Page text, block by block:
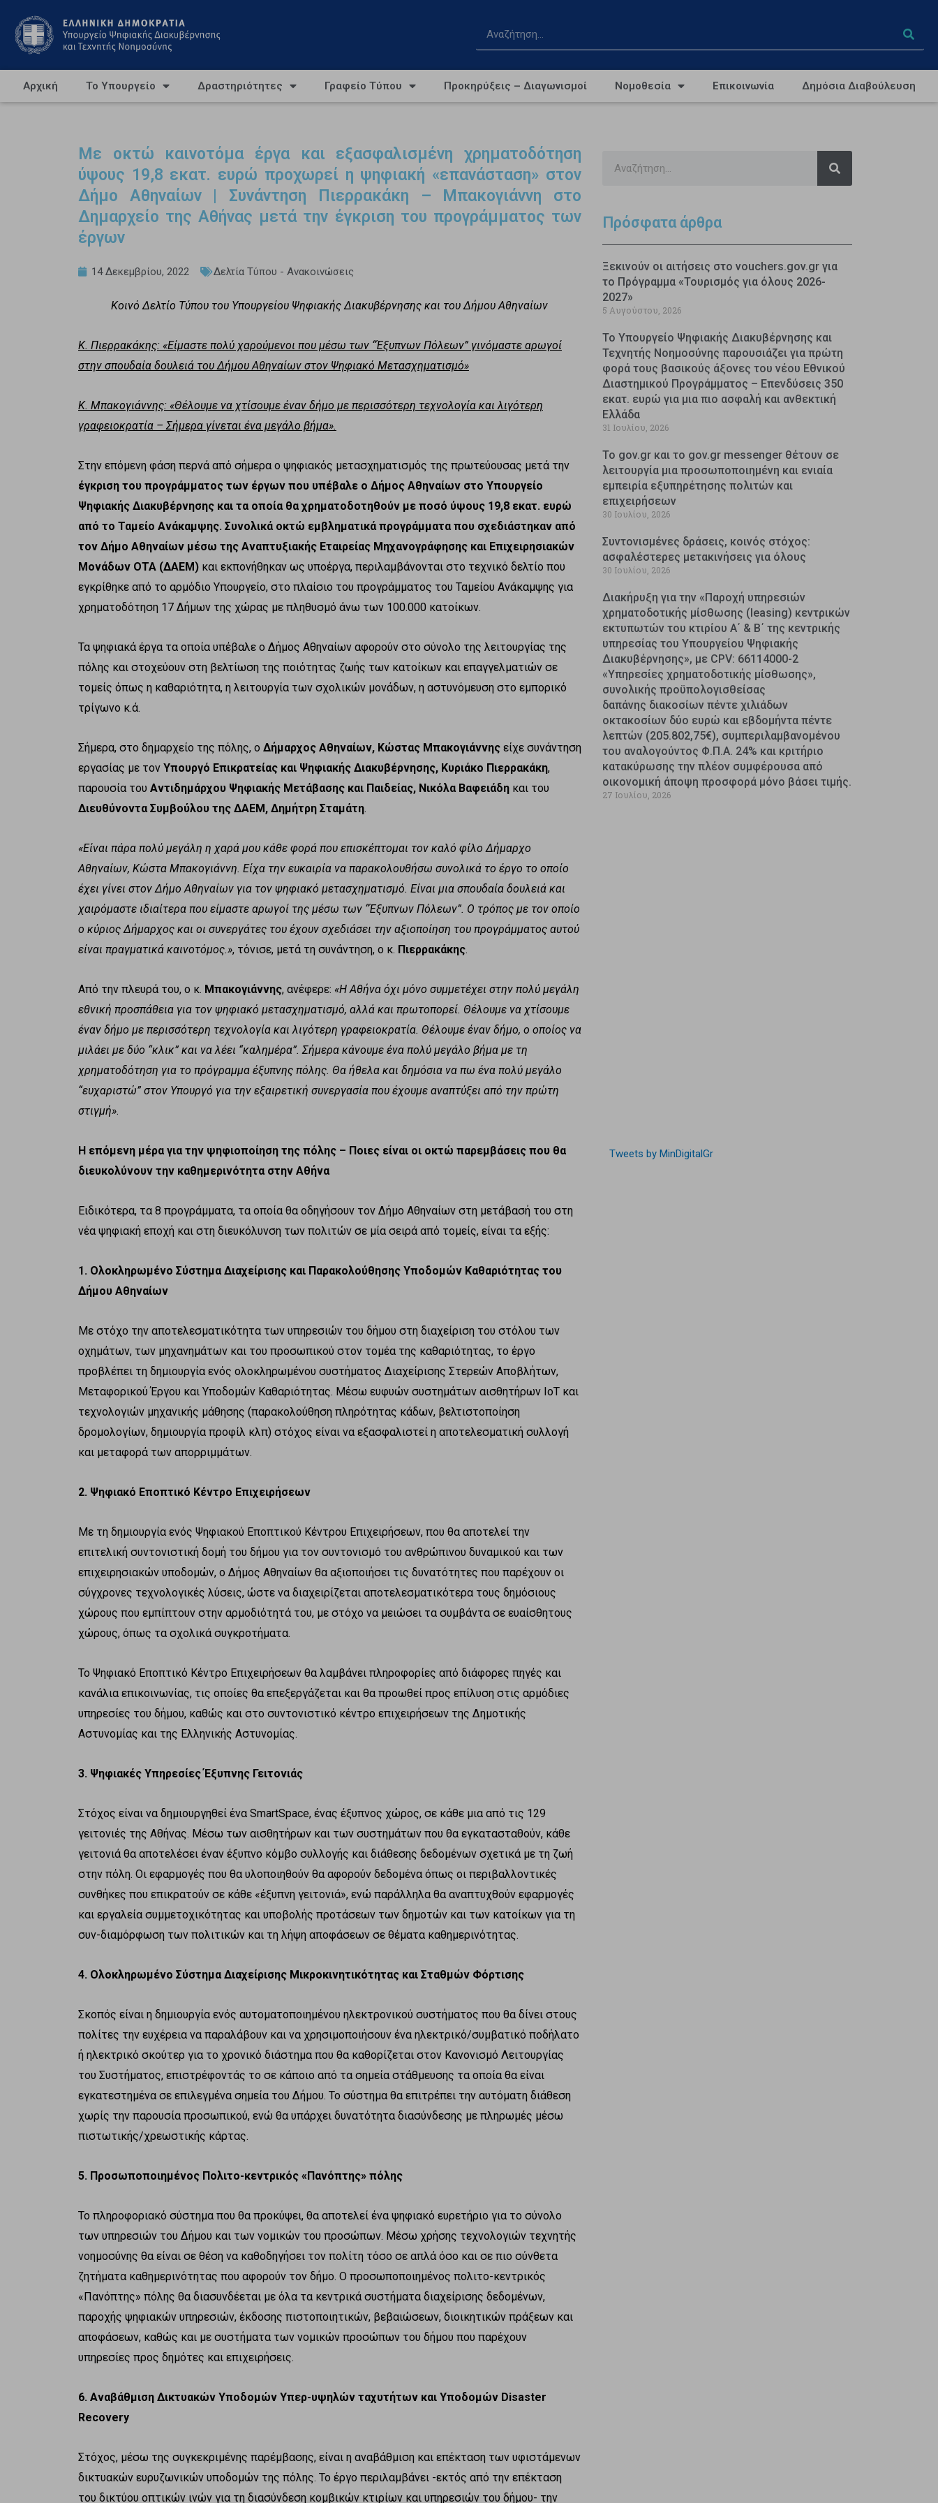
Αρχική Το Υπουργείο Δραστηριότητες Γραφείο Τύπου Προκηρύξεις – Διαγωνισμοί Νομοθεσία Επικοινωνία Δημόσια Διαβούλευση
Με οκτώ καινοτόμα έργα και εξασφαλισμένη χρηματοδότηση
ύψους 19,8 εκατ. ευρώ προχωρεί η ψηφιακή «επανάσταση» στον
Δήμο Αθηναίων | Συνάντηση Πιερρακάκη – Μπακογιάννη στο
Δημαρχείο της Αθήνας μετά την έγκριση του προγράμματος των
έργων
14 Δεκεμβρίου, 2022 Δελτία Τύπου - Ανακοινώσεις
Κοινό Δελτίο Τύπου του Υπουργείου Ψηφιακής Διακυβέρνησης και του Δήμου Αθηναίων
Κ. Πιερρακάκης: «Είμαστε πολύ χαρούμενοι που μέσω των “Έξυπνων Πόλεων” γινόμαστε αρωγοί
στην σπουδαία δουλειά του Δήμου Αθηναίων στον Ψηφιακό Μετασχηματισμό»
Κ. Μπακογιάννης: «Θέλουμε να χτίσουμε έναν δήμο με περισσότερη τεχνολογία και λιγότερη
γραφειοκρατία – Σήμερα γίνεται ένα μεγάλο βήμα».
Στην επόμενη φάση περνά από σήμερα ο ψηφιακός μετασχηματισμός της πρωτεύουσας μετά την
έγκριση του προγράμματος των έργων που υπέβαλε ο Δήμος Αθηναίων στο Υπουργείο
Ψηφιακής Διακυβέρνησης και τα οποία θα χρηματοδοτηθούν με ποσό ύψους 19,8 εκατ. ευρώ
από το Ταμείο Ανάκαμψης. Συνολικά οκτώ εμβληματικά προγράμματα που σχεδιάστηκαν από
τον Δήμο Αθηναίων μέσω της Αναπτυξιακής Εταιρείας Μηχανογράφησης και Επιχειρησιακών
Μονάδων ΟΤΑ (ΔΑΕΜ) και εκπονήθηκαν ως υποέργα, περιλαμβάνονται στο τεχνικό δελτίο που
εγκρίθηκε από το αρμόδιο Υπουργείο, στο πλαίσιο του προγράμματος του Ταμείου Ανάκαμψης για
χρηματοδότηση 17 Δήμων της χώρας με πληθυσμό άνω των 100.000 κατοίκων.
Τα ψηφιακά έργα τα οποία υπέβαλε ο Δήμος Αθηναίων αφορούν στο σύνολο της λειτουργίας της
πόλης και στοχεύουν στη βελτίωση της ποιότητας ζωής των κατοίκων και επαγγελματιών σε
τομείς όπως η καθαριότητα, η λειτουργία των σχολικών μονάδων, η αστυνόμευση στο εμπορικό
τρίγωνο κ.ά.
Σήμερα, στο δημαρχείο της πόλης, ο Δήμαρχος Αθηναίων, Κώστας Μπακογιάννης είχε συνάντηση
εργασίας με τον Υπουργό Επικρατείας και Ψηφιακής Διακυβέρνησης, Κυριάκο Πιερρακάκη,
παρουσία του Αντιδημάρχου Ψηφιακής Μετάβασης και Παιδείας, Νικόλα Βαφειάδη και του
Διευθύνοντα Συμβούλου της ΔΑΕΜ, Δημήτρη Σταμάτη.
«Είναι πάρα πολύ μεγάλη η χαρά μου κάθε φορά που επισκέπτομαι τον καλό φίλο Δήμαρχο
Αθηναίων, Κώστα Μπακογιάννη. Είχα την ευκαιρία να παρακολουθήσω συνολικά το έργο το οποίο
έχει γίνει στον Δήμο Αθηναίων για τον ψηφιακό μετασχηματισμό. Είναι μια σπουδαία δουλειά και
χαιρόμαστε ιδιαίτερα που είμαστε αρωγοί της μέσω των “Έξυπνων Πόλεων”. Ο τρόπος με τον οποίο
ο κύριος Δήμαρχος και οι συνεργάτες του έχουν σχεδιάσει την αξιοποίηση του προγράμματος αυτού
είναι πραγματικά καινοτόμος.», τόνισε, μετά τη συνάντηση, ο κ. Πιερρακάκης.
Από την πλευρά του, ο κ. Μπακογιάννης, ανέφερε: «Η Αθήνα όχι μόνο συμμετέχει στην πολύ μεγάλη
εθνική προσπάθεια για τον ψηφιακό μετασχηματισμό, αλλά και πρωτοπορεί. Θέλουμε να χτίσουμε
έναν δήμο με περισσότερη τεχνολογία και λιγότερη γραφειοκρατία. Θέλουμε έναν δήμο, ο οποίος να
μιλάει με δύο “κλικ” και να λέει “καλημέρα”. Σήμερα κάνουμε ένα πολύ μεγάλο βήμα με τη
χρηματοδότηση για το πρόγραμμα έξυπνης πόλης. Θα ήθελα και δημόσια να πω ένα πολύ μεγάλο
“ευχαριστώ” στον Υπουργό για την εξαιρετική συνεργασία που έχουμε αναπτύξει από την πρώτη
στιγμή».
Η επόμενη μέρα για την ψηφιοποίηση της πόλης – Ποιες είναι οι οκτώ παρεμβάσεις που θα
διευκολύνουν την καθημερινότητα στην Αθήνα
Ειδικότερα, τα 8 προγράμματα, τα οποία θα οδηγήσουν τον Δήμο Αθηναίων στη μετάβασή του στη
νέα ψηφιακή εποχή και στη διευκόλυνση των πολιτών σε μία σειρά από τομείς, είναι τα εξής:
1. Ολοκληρωμένο Σύστημα Διαχείρισης και Παρακολούθησης Υποδομών Καθαριότητας του
Δήμου Αθηναίων
Με στόχο την αποτελεσματικότητα των υπηρεσιών του δήμου στη διαχείριση του στόλου των
οχημάτων, των μηχανημάτων και του προσωπικού στον τομέα της καθαριότητας, το έργο
προβλέπει τη δημιουργία ενός ολοκληρωμένου συστήματος Διαχείρισης Στερεών Αποβλήτων,
Μεταφορικού Έργου και Υποδομών Καθαριότητας. Μέσω ευφυών συστημάτων αισθητήρων IoT και
τεχνολογιών μηχανικής μάθησης (παρακολούθηση πληρότητας κάδων, βελτιστοποίηση
δρομολογίων, δημιουργία προφίλ κλπ) στόχος είναι να εξασφαλιστεί η αποτελεσματική συλλογή
και μεταφορά των απορριμμάτων.
2. Ψηφιακό Εποπτικό Κέντρο Επιχειρήσεων
Με τη δημιουργία ενός Ψηφιακού Εποπτικού Κέντρου Επιχειρήσεων, που θα αποτελεί την
επιτελική συντονιστική δομή του δήμου για τον συντονισμό του ανθρώπινου δυναμικού και των
επιχειρησιακών υποδομών, ο Δήμος Αθηναίων θα αξιοποιήσει τις δυνατότητες που παρέχουν οι
σύγχρονες τεχνολογικές λύσεις, ώστε να διαχειρίζεται αποτελεσματικότερα τους δημόσιους
χώρους που εμπίπτουν στην αρμοδιότητά του, με στόχο να μειώσει τα συμβάντα σε ευαίσθητους
χώρους, όπως τα σχολικά συγκροτήματα.
Το Ψηφιακό Εποπτικό Κέντρο Επιχειρήσεων θα λαμβάνει πληροφορίες από διάφορες πηγές και
κανάλια επικοινωνίας, τις οποίες θα επεξεργάζεται και θα προωθεί προς επίλυση στις αρμόδιες
υπηρεσίες του δήμου, καθώς και στο συντονιστικό κέντρο επιχειρήσεων της Δημοτικής
Αστυνομίας και της Ελληνικής Αστυνομίας.
3. Ψηφιακές Υπηρεσίες Έξυπνης Γειτονιάς
Στόχος είναι να δημιουργηθεί ένα SmartSpace, ένας έξυπνος χώρος, σε κάθε μια από τις 129
γειτονιές της Αθήνας. Μέσω των αισθητήρων και των συστημάτων που θα εγκατασταθούν, κάθε
γειτονιά θα αποτελέσει έναν έξυπνο κόμβο συλλογής και διάθεσης δεδομένων σχετικά με τη ζωή
στην πόλη. Οι εφαρμογές που θα υλοποιηθούν θα αφορούν δεδομένα όπως οι περιβαλλοντικές
συνθήκες που επικρατούν σε κάθε «έξυπνη γειτονιά», ενώ παράλληλα θα αναπτυχθούν εφαρμογές
και εργαλεία συμμετοχικότητας και υποβολής προτάσεων των δημοτών και των κατοίκων για τη
συν-διαμόρφωση των πολιτικών και τη λήψη αποφάσεων σε θέματα καθημερινότητας.
4. Ολοκληρωμένο Σύστημα Διαχείρισης Μικροκινητικότητας και Σταθμών Φόρτισης
Σκοπός είναι η δημιουργία ενός αυτοματοποιημένου ηλεκτρονικού συστήματος που θα δίνει στους
πολίτες την ευχέρεια να παραλάβουν και να χρησιμοποιήσουν ένα ηλεκτρικό/συμβατικό ποδήλατο
ή ηλεκτρικό σκούτερ για το χρονικό διάστημα που θα καθορίζεται στον Κανονισμό Λειτουργίας
του Συστήματος, επιστρέφοντάς το σε κάποιο από τα σημεία στάθμευσης τα οποία θα είναι
εγκατεστημένα σε επιλεγμένα σημεία του Δήμου. Το σύστημα θα επιτρέπει την αυτόματη διάθεση
χωρίς την παρουσία προσωπικού, ενώ θα υπάρχει δυνατότητα διασύνδεσης με πληρωμές μέσω
πιστωτικής/χρεωστικής κάρτας.
5. Προσωποποιημένος Πολιτο-κεντρικός «Πανόπτης» πόλης
Το πληροφοριακό σύστημα που θα προκύψει, θα αποτελεί ένα ψηφιακό ευρετήριο για το σύνολο
των υπηρεσιών του Δήμου και των νομικών του προσώπων. Μέσω χρήσης τεχνολογιών τεχνητής
νοημοσύνης θα είναι σε θέση να καθοδηγήσει τον πολίτη τόσο σε απλά όσο και σε πιο σύνθετα
ζητήματα καθημερινότητας που αφορούν τον δήμο. Ο προσωποποιημένος πολιτο-κεντρικός
«Πανόπτης» πόλης θα διασυνδέεται με όλα τα κεντρικά συστήματα διαχείρισης δεδομένων,
παροχής ψηφιακών υπηρεσιών, έκδοσης πιστοποιητικών, βεβαιώσεων, διοικητικών πράξεων και
αποφάσεων, καθώς και με συστήματα των νομικών προσώπων του δήμου που παρέχουν
υπηρεσίες προς δημότες και επιχειρήσεις.
6. Αναβάθμιση Δικτυακών Υποδομών Υπερ-υψηλών ταχυτήτων και Υποδομών Disaster
Recovery
Στόχος, μέσω της συγκεκριμένης παρέμβασης, είναι η αναβάθμιση και επέκταση των υφιστάμενων
δικτυακών ευρυζωνικών υποδομών της πόλης. Το έργο περιλαμβάνει -εκτός από την επέκταση
του δικτύου οπτικών ινών για τη διασύνδεση κομβικών κτιρίων και υπηρεσιών του δήμου- την
Πρόσφατα άρθρα
Ξεκινούν οι αιτήσεις στο vouchers.gov.gr για
το Πρόγραμμα «Τουρισμός για όλους 2026-
2027»
5 Αυγούστου, 2026
Το Υπουργείο Ψηφιακής Διακυβέρνησης και
Τεχνητής Νοημοσύνης παρουσιάζει για πρώτη
φορά τους βασικούς άξονες του νέου Εθνικού
Διαστημικού Προγράμματος – Επενδύσεις 350
εκατ. ευρώ για μια πιο ασφαλή και ανθεκτική
Ελλάδα
31 Ιουλίου, 2026
Το gov.gr και το gov.gr messenger θέτουν σε
λειτουργία μια προσωποποιημένη και ενιαία
εμπειρία εξυπηρέτησης πολιτών και
επιχειρήσεων
30 Ιουλίου, 2026
Συντονισμένες δράσεις, κοινός στόχος:
ασφαλέστερες μετακινήσεις για όλους
30 Ιουλίου, 2026
Διακήρυξη για την «Παροχή υπηρεσιών
χρηματοδοτικής μίσθωσης (leasing) κεντρικών
εκτυπωτών του κτιρίου Α΄ & Β΄ της κεντρικής
υπηρεσίας του Υπουργείου Ψηφιακής
Διακυβέρνησης», με CPV: 66114000-2
«Υπηρεσίες χρηματοδοτικής μίσθωσης»,
συνολικής προϋπολογισθείσας
δαπάνης διακοσίων πέντε χιλιάδων
οκτακοσίων δύο ευρώ και εβδομήντα πέντε
λεπτών (205.802,75€), συμπεριλαμβανομένου
του αναλογούντος Φ.Π.Α. 24% και κριτήριο
κατακύρωσης την πλέον συμφέρουσα από
οικονομική άποψη προσφορά μόνο βάσει τιμής.
27 Ιουλίου, 2026
Tweets by MinDigitalGr